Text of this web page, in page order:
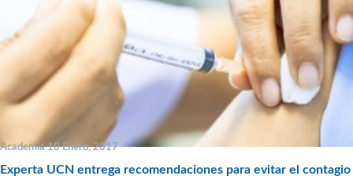
Academia 10 Enero, 2017
Experta UCN entrega recomendaciones para evitar el contagio